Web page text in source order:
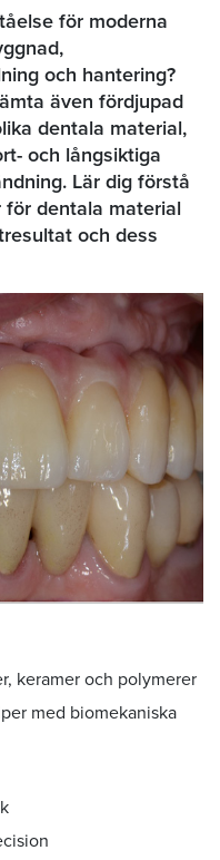
för moderna
och hantering?
även fördjupad
dentala material,
och långsiktiga
Lär dig förstå
dentala material
och dess
keramer och polymerer
med biomekaniska